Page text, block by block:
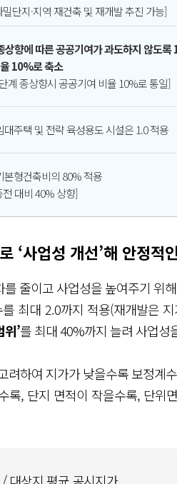
밀단지·지역 재건축 및 재개발 추진 가능]
상향에 따른 공공기여가 과도하지 않도
10%로 축소
계 종상향시 공공기여 비율 10%로 통일]
대주택 및 전략 육성용도 시설은 1.0 적용
본형건축비의 80% 적용
전 대비 40% 상향]
‘사업성 개선’해 안정적
줄이고 사업성을 높여주기 위
최대 2.0까지 적용(재개발은
’를 최대 40%까지 늘려 사업성
려하여 지가가 낮을수록 보정계
록, 단지 면적이 작을수록, 단위